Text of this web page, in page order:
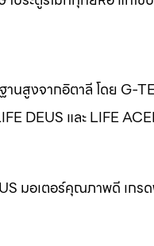
นสูงจากอิตาลี โดย G-
DEUS และ LIFE
มอเตอร์คุณภาพดี เกร